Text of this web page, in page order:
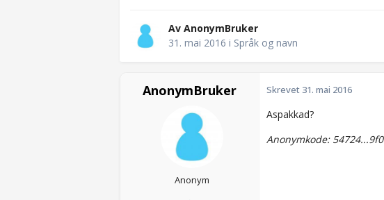
Av AnonymBruker
31. mai 2016 i Språk og navn
AnonymBruker
Anonym
Skrevet 31. mai 2016
Aspakkad?
Anonymkode: 54724...9f0